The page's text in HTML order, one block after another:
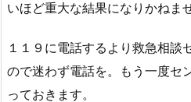
いほど重大な結果になりかねま
１１９に電話するより救急相談
ので迷わず電話を。もう一度セ
っておきます。